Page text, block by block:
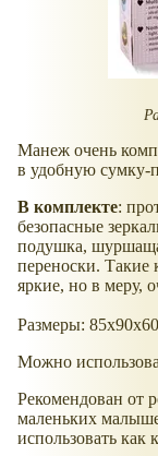
Манеж очень
в удобную сумку-
В комплекте:
безопасные
подушка,
переноски. Такие
яркие, но в меру,
Размеры:
Можно
Рекомендован от
маленьких
использовать как